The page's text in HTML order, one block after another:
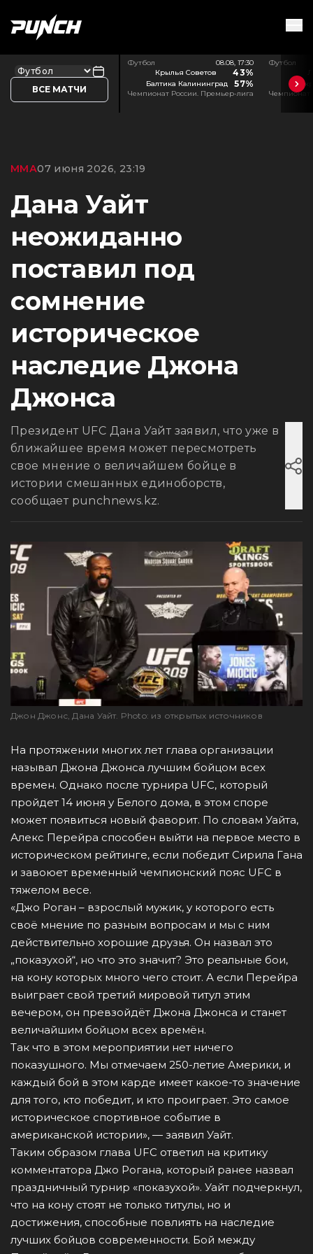
ВСЕ МАТЧИ
Футбол
08.08, 17:30
Крылья Советов
43%
Балтика Калининград 57%
Чемпионат России. Премьер-лига
Футбол
Чемпионат
ММА07 июня 2026, 23:19
Дана Уайт
неожиданно
поставил под
сомнение
историческое
наследие Джона
Джонса
Президент UFC Дана Уайт заявил, что уже в
ближайшее время может пересмотреть
свое мнение о величайшем бойце в
истории смешанных единоборств,
сообщает punchnews.kz.
Джон Джонс, Дана Уайт. Photo: из открытых источников
На протяжении многих лет глава организации
называл Джона Джонса лучшим бойцом всех
времен. Однако после турнира UFC, который
пройдет 14 июня у Белого дома, в этом споре
может появиться новый фаворит. По словам Уайта,
Алекс Перейра способен выйти на первое место в
историческом рейтинге, если победит Сирила Гана
и завоюет временный чемпионский пояс UFC в
тяжелом весе.
«Джо Роган – взрослый мужик, у которого есть
своё мнение по разным вопросам и мы с ним
действительно хорошие друзья. Он назвал это
„показухой“, но что это значит? Это реальные бои,
на кону которых много чего стоит. А если Перейра
выиграет свой третий мировой титул этим
вечером, он превзойдёт Джона Джонса и станет
величайшим бойцом всех времён.
Так что в этом мероприятии нет ничего
показушного. Мы отмечаем 250-летие Америки, и
каждый бой в этом карде имеет какое-то значение
для того, кто победит, и кто проиграет. Это самое
историческое спортивное событие в
американской истории», — заявил Уайт.
Таким образом глава UFC ответил на критику
комментатора Джо Рогана, который ранее назвал
праздничный турнир «показухой». Уайт подчеркнул,
что на кону стоят не только титулы, но и
достижения, способные повлиять на наследие
лучших бойцов современности. Бой между